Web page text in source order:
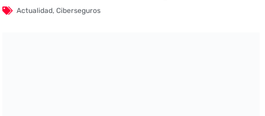
Actualidad,Ciberseguros